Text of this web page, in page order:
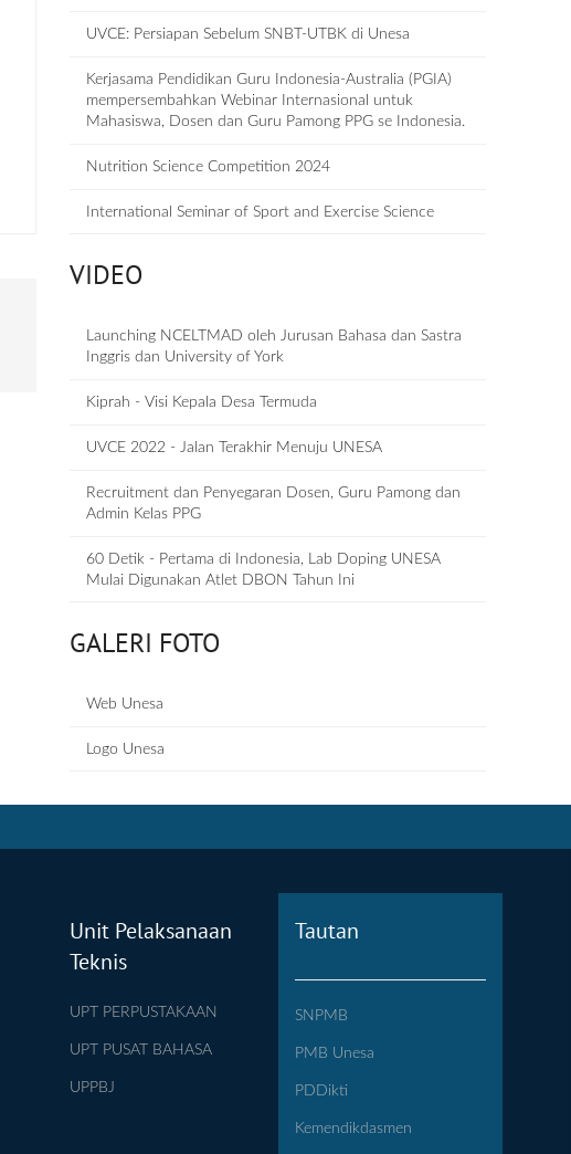
UVCE: Persiapan Sebelum SNBT-UTBK di Unesa
Kerjasama Pendidikan Guru Indonesia-Australia (PGIA)
mempersembahkan Webinar Internasional untuk
Mahasiswa, Dosen dan Guru Pamong PPG se Indonesia.
Nutrition Science Competition 2024
International Seminar of Sport and Exercise Science
VIDEO
Launching NCELTMAD oleh Jurusan Bahasa dan Sastra
Inggris dan University of York
Kiprah - Visi Kepala Desa Termuda
UVCE 2022 - Jalan Terakhir Menuju UNESA
Recruitment dan Penyegaran Dosen, Guru Pamong dan
Admin Kelas PPG
60 Detik - Pertama di Indonesia, Lab Doping UNESA
Mulai Digunakan Atlet DBON Tahun Ini
GALERI FOTO
Web Unesa
Logo Unesa
Unit Pelaksanaan
Teknis
UPT PERPUSTAKAAN
UPT PUSAT BAHASA
UPPBJ
Tautan
SNPMB
PMB Unesa
PDDikti
Kemendikdasmen